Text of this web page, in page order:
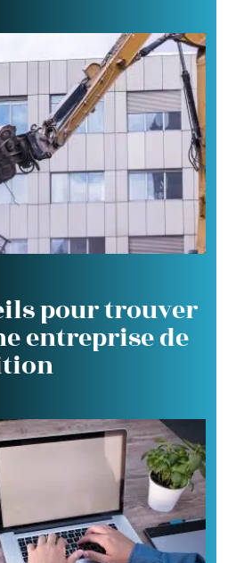
pour trouver
entreprise de